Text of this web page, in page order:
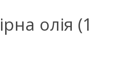
олія (1